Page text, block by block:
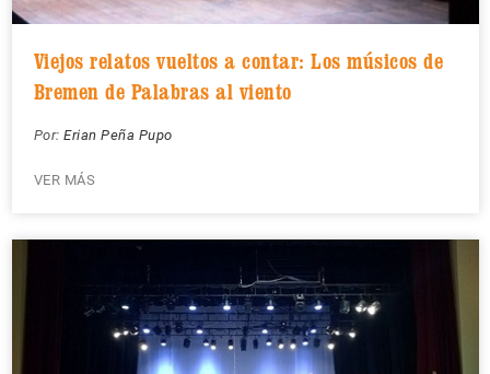
Viejos relatos vueltos a contar: Los músicos de
Bremen de Palabras al viento
Por: Erian Peña Pupo
VER MÁS